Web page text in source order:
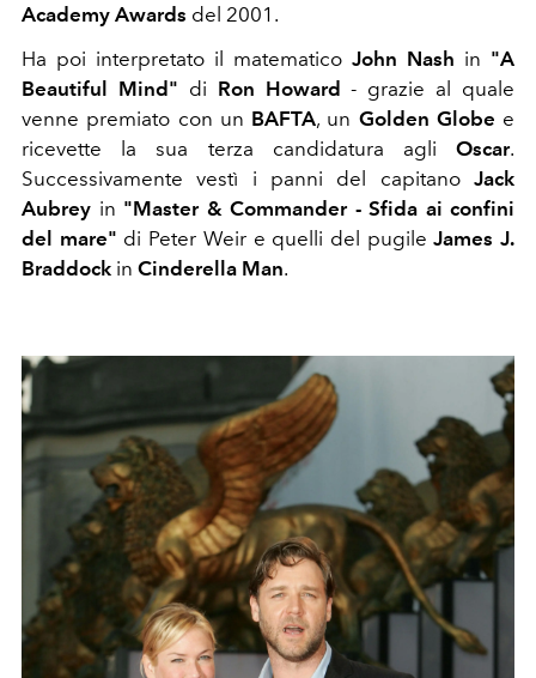
Academy Awards del 2001.
Ha poi interpretato il matematico John Nash in "A
Beautiful Mind" di Ron Howard- grazie al quale
venne premiato con un BAFTA, un Golden Globe e
ricevette la sua terza candidatura agli Oscar.
Successivamente vestì i panni del capitano Jack
Aubrey in "Master & Commander - Sfida ai confini
del mare" di Peter Weir e quelli del pugileJames J.
Braddock in Cinderella Man.